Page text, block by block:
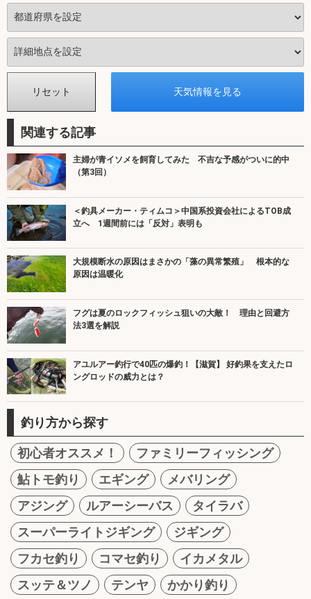
関連する記事
主婦が青イソメを飼育してみた 不吉な予感がついに的中
（第3回）
＜釣具メーカー・ティムコ＞中国系投資会社によるTOB成
立へ 1週間前には「反対」表明も
大規模断水の原因はまさかの「藻の異常繁殖」 根本的な
原因は温暖化
フグは夏のロックフィッシュ狙いの大敵！ 理由と回避方
法3選を解説
アユルアー釣行で40匹の爆釣！【滋賀】 好釣果を支えたロ
ングロッドの威力とは？
釣り方から探す
初心者オススメ！
ファミリーフィッシング
鮎トモ釣り
エギング
メバリング
アジング
ルアーシーバス
タイラバ
スーパーライトジギング
ジギング
フカセ釣り
コマセ釣り
イカメタル
スッテ＆ツノ
テンヤ
かかり釣り